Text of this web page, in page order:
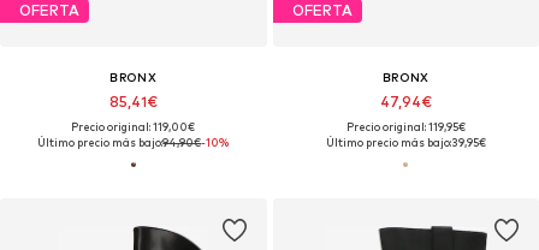
OFERTA
BRONX
85,41€
Precio original: 119,00€
Último precio más bajo:94,90€-10%
OFERTA
BRONX
47,94€
Precio original: 119,95€
Último precio más bajo:39,95€